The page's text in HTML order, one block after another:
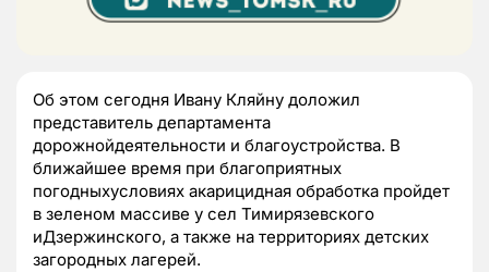
Об этом сегодня Ивану Кляйну доложил
представитель департамента
дорожнойдеятельности и благоустройства. В
ближайшее время при благоприятных
погодныхусловиях акарицидная обработка пройдет
в зеленом массиве у сел Тимирязевского
иДзержинского, а также на территориях детских
загородных лагерей.